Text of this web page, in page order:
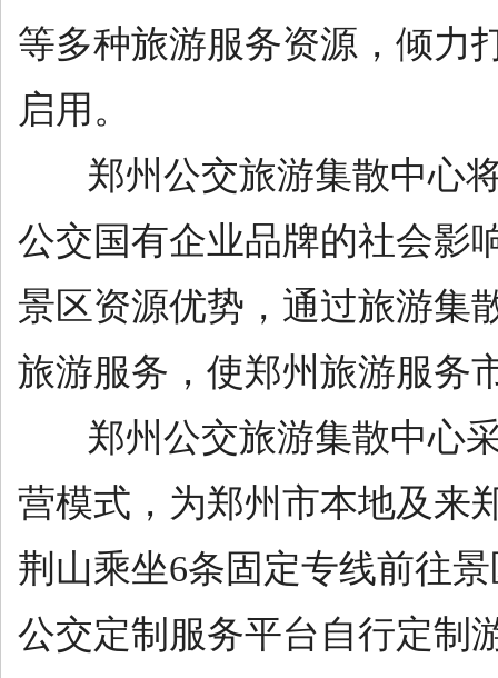
等多种旅游服务资源，倾力
启用。
郑州公交旅游集散中心将
公交国有企业品牌的社会影
景区资源优势，通过旅游集
旅游服务，使郑州旅游服务
郑州公交旅游集散中心采
营模式，为郑州市本地及来
荆山乘坐6条固定专线前往
公交定制服务平台自行定制